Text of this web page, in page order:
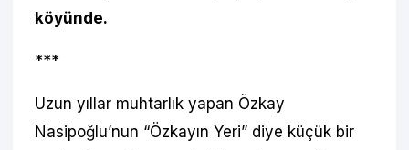
köyünde.
***
Uzun yıllar muhtarlık yapan Özkay
Nasipoğlu’nun “Özkayın Yeri” diye küçük bir